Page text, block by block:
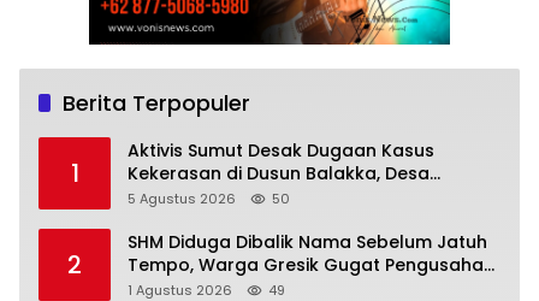
Berita Terpopuler
1
Aktivis Sumut Desak Dugaan Kasus
Kekerasan di Dusun Balakka, Desa
Gunung Malintang Diusut Tuntas
5 Agustus 2026 50
2
SHM Diduga Dibalik Nama Sebelum Jatuh
Tempo, Warga Gresik Gugat Pengusaha
Rokok dan Somasi Kepala Desa
1 Agustus 2026 49